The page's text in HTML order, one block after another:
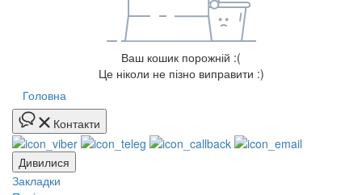
Ваш кошик порожній :(
Це ніколи не пізно виправити :)
Головна
Контакти
Дивилися
Закладки